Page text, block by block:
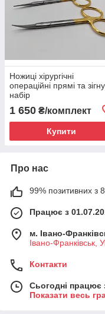
Ножиці хірургічні
операційні прямі та
набір
1 650 ₴/комплект
Купити
Про нас
99% позитивних з
Працює з
м. Івано-
Івано-Франківськ,
Контакти
Сьогодні працює
Показати весь